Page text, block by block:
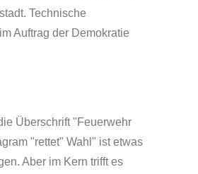
Technische
Auftrag der Demokratie
Überschrift "Feuerwehr
"rettet" Wahl" ist etwas
Aber im Kern trifft es